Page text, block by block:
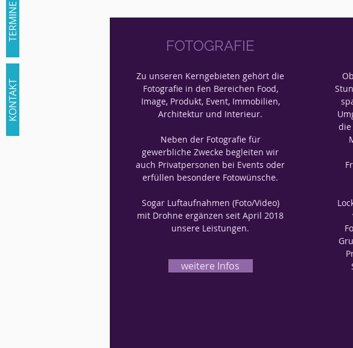
TERMINE
KONTAKT
FOTOGRAFIE
Zu unseren Kerngebieten gehört die
Fotografie in den Bereichen Food,
Image, Produkt, Event, Immobilien,
Architektur und Interieur.
Neben der Fotografie für
gewerbliche Zwecke begleiten wir
auch Privatpersonen bei Events oder
erfüllen besondere Fotowünsche.
Sogar Luftaufnahmen (Foto/Video)
mit Drohne ergänzen seit April 2018
unsere Leistungen.
weitere Infos
die